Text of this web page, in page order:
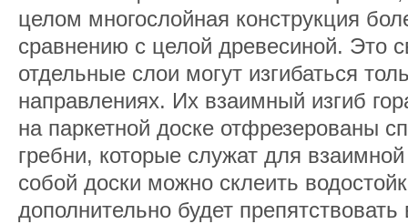
целом многослойная конструкция
сравнению с целой древесиной. Это
отдельные слои могут изгибаться
направлениях. Их взаимный изгиб
на паркетной доске отфрезерованы
гребни, которые служат для
собой доски можно склеить
дополнительно будет